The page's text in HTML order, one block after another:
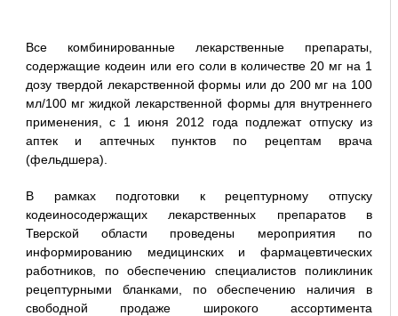
Все комбинированные лекарственные препараты,
содержащие кодеин или его соли в количестве 20 мг на 1
дозу твердой лекарственной формы или до 200 мг на 100
мл/100 мг жидкой лекарственной формы для внутреннего
применения, с 1 июня 2012 года подлежат отпуску из
аптек и аптечных пунктов по рецептам врача
(фельдшера).
В рамках подготовки к рецептурному отпуску
кодеиносодержащих лекарственных препаратов в
Тверской области проведены мероприятия по
информированию медицинских и фармацевтических
работников, по обеспечению специалистов поликлиник
рецептурными бланками, по обеспечению наличия в
свободной продаже широкого ассортимента